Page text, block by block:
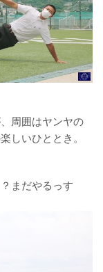
周囲はヤンヤの
しいひととき。
まだやるっす